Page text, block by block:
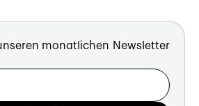
monatlichen Newsletter